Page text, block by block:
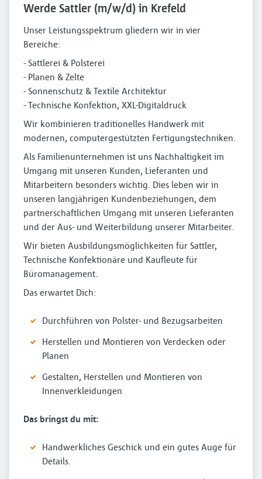
Werde Sattler (m/w/d) in Krefeld
Unser Leistungsspektrum gliedern wir in vier
Bereiche:
- Sattlerei & Polsterei
- Planen & Zelte
- Sonnenschutz & Textile Architektur
- Technische Konfektion, XXL-Digitaldruck
Wir kombinieren traditionelles Handwerk mit
modernen, computergestützten Fertigungstechniken.
Als Familienunternehmen ist uns Nachhaltigkeit im
Umgang mit unseren Kunden, Lieferanten und
Mitarbeitern besonders wichtig. Dies leben wir in
unseren langjährigen Kundenbeziehungen, dem
partnerschaftlichen Umgang mit unseren Lieferanten
und der Aus- und Weiterbildung unserer Mitarbeiter.
Wir bieten Ausbildungsmöglichkeiten für Sattler,
Technische Konfektionäre und Kaufleute für
Büromanagement.
Das erwartet Dich:
Durchführen von Polster- und Bezugsarbeiten
Herstellen und Montieren von Verdecken oder
Planen
Gestalten, Herstellen und Montieren von
Innenverkleidungen
Das bringst du mit:
Handwerkliches Geschick und ein gutes Auge für
Details.